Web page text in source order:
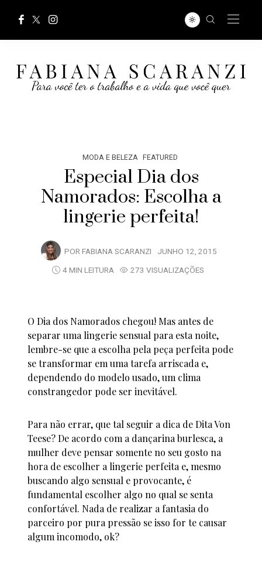
MODA E BELEZA FEATURED
Especial Dia dos
Namorados: Escolha a
lingerie perfeita!
POR FABIANA SCARANZI JUNHO 12, 2015
4 MIN LEITURA
273 VISUALIZAÇÕES
O Dia dos Namorados chegou! Mas antes de
separar uma lingerie sensual para esta noite,
lembre-se que a escolha pela peça perfeita pode
se transformar em uma tarefa arriscada e,
dependendo do modelo usado, um clima
constrangedor pode ser inevitável.
Para não errar, que tal seguir a dica de Dita Von
Teese? De acordo com a dançarina burlesca, a
mulher deve pensar somente no seu gosto na
hora de escolher a lingerie perfeita e, mesmo
buscando algo sensual e provocante, é
fundamental escolher algo no qual se senta
confortável. Nada de realizar a fantasia do
parceiro por pura pressão se isso for te causar
algum incomodo, ok?